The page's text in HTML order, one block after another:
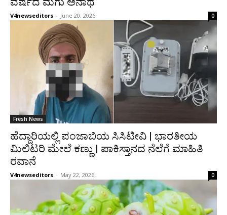
V4newseditors - June 20, 2026 0
Fresh News
ಹೆದ್ದಾರಿಯಲ್ಲಿ ಪಂಜಾಬಿಯ ಸಿಸಿಟೀವಿ | ಭಾರತೀಯ
ಮಿಲಿಟರಿ ಮೇಲೆ ಕಣ್ಣು | ಪಾಕಿಸ್ತಾನದ ನೆಲೆಗೆ ಮಾಹಿತಿ
ರವಾನೆ
V4newseditors - May 22, 2026 0